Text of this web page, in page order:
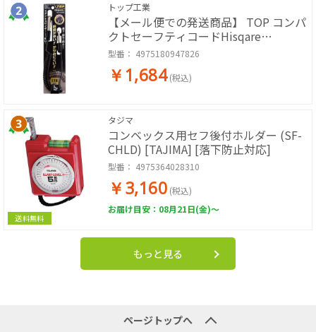
トップ工業
【メール便での発送商品】 TOP コンパ
クトセーフティコードHisqare
SFC412SBK
型番： 4975180947826
￥1,684 (税込)
送料無料
タジマ
コンベックス用セフ後付ホルダー (SF-
CHLD) [TAJIMA] [落下防止対応]
型番： 4975364028310
￥3,160 (税込)
お届け目安：08月21日(金)～
もっと見る
ページトップへ